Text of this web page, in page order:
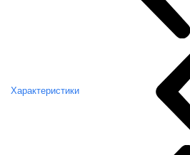
Характеристики